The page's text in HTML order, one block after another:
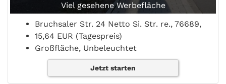
Viel gesehene Werbefläche
Bruchsaler Str. 24 Netto Si. Str. re., 76689,
15,64 EUR (Tagespreis)
Großfläche, Unbeleuchtet
Jetzt starten